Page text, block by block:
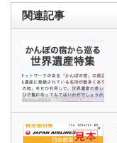
関連記事